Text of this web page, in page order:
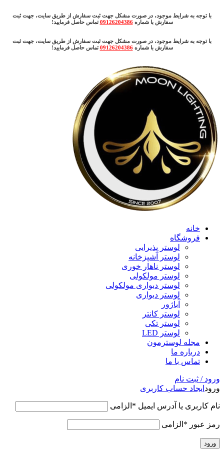
با توجه به شرایط موجود، در صورت مشکل جهت ثبت سفارش از طریق سایت، جهت ثبت
سفارش با شماره09126204386 تماس حاصل فرمایید!
با توجه به شرایط موجود، در صورت مشکل جهت ثبت سفارش از طریق سایت، جهت ثبت
سفارش با شماره09126204386 تماس حاصل فرمایید!
خانه
فروشگاه
لوستر پذیرایی
لوستر آشپزخانه
لوستر ناهار خوری
لوستر مولکولی
لوستر دیواری مولکولی
لوستر دیواری
آباژور
لوستر کانتر
لوستر تکی
لوستر LED
مجله لوسترمون
درباره ما
تماس با ما
ورود / ثبت نام
ورود ایجاد حساب کاربری
نام کاربری یا آدرس ایمیل * الزامی
رمز عبور * الزامی
ورود